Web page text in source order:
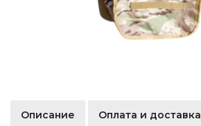
Описание Оплата и доставка